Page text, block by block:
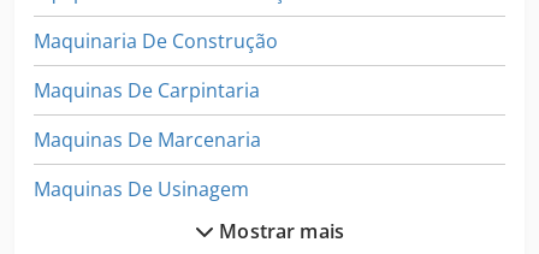
Maquinaria De Construção
Maquinas De Carpintaria
Maquinas De Marcenaria
Maquinas De Usinagem
Máquina De CarpintariaMostrar mais